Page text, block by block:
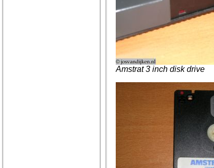
Amstrat 3 inch disk drive